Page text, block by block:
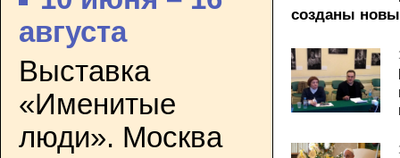
августа
Выставка
«Именитые
люди». Москва
созданы